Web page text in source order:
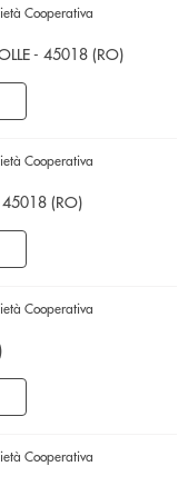
Cooperativa
- 45018 (RO)
Cooperativa
(RO)
Cooperativa
Cooperativa